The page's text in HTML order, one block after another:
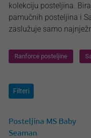
kolekciju posteljina.
pamučnih posteljina i
zaslužuje samo
Ranforce posteljine
Filteri
Posteljina MS Baby
Seaman